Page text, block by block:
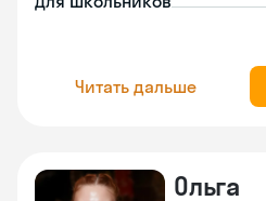
Читать дальше
Ольга